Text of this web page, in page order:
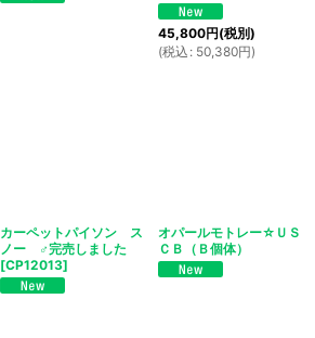
45,800円(税別)
(税込 : 50,380円)
カーペットパイソン ス
ノー ♂完売しました
[CP12013]
オパールモトレー☆ＵＳ
ＣＢ（Ｂ個体）